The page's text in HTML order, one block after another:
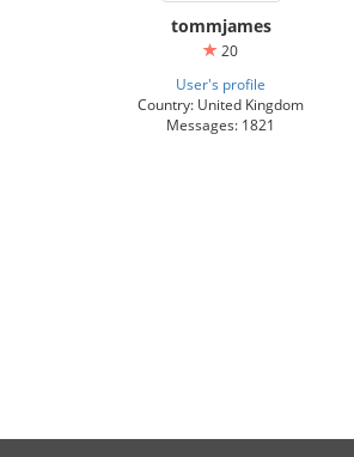
tommjames
20
User's profile
Country: United Kingdom
Messages: 1821